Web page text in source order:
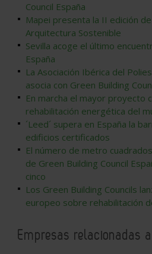
Council España
Mapei presenta la II edición
Arquitectura Sostenible
Sevilla acoge el último
España
La Asociación Ibérica del
asocia con Green Building
En marcha el mayor proyecto
rehabilitación energética del
´Leed´ supera en España la
edificios certificados
El número de metro
de Green Building Council
cinco
Los Green Building Councils
europeo sobre rehabilitación
Empresas relacionadas